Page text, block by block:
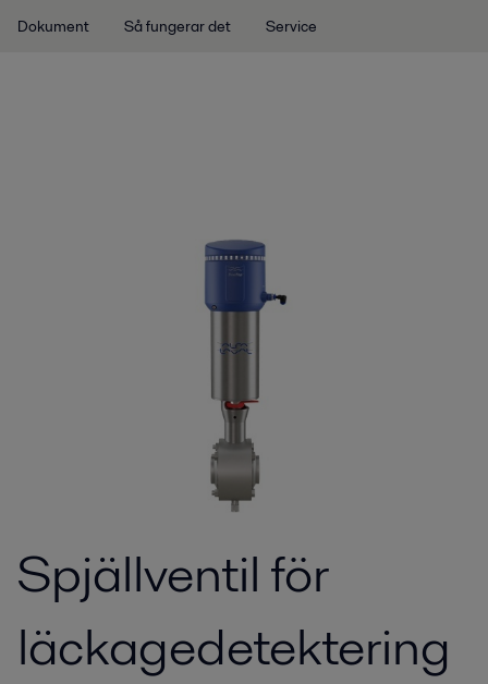
Dokument Så fungerar det Service
Spjällventil för
läckagedetektering